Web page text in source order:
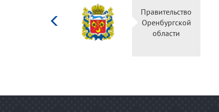
Правительство
Оренбургской
области